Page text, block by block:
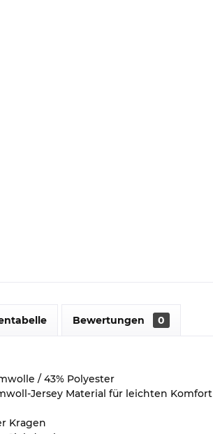
Bewertungen 0
/ 43% Polyester
Jersey Material für leichten Komfort
Kragen